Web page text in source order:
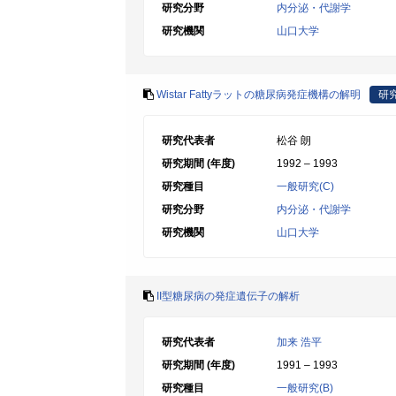
研究分野
内分泌・代謝学
研究機関
山口大学
Wistar Fattyラットの糖尿病発症機構の解明 研
研究代表者
松谷 朗
研究期間 (年度)
1992 – 1993
研究種目
一般研究(C)
研究分野
内分泌・代謝学
研究機関
山口大学
II型糖尿病の発症遺伝子の解析
研究代表者
加来 浩平
研究期間 (年度)
1991 – 1993
研究種目
一般研究(B)